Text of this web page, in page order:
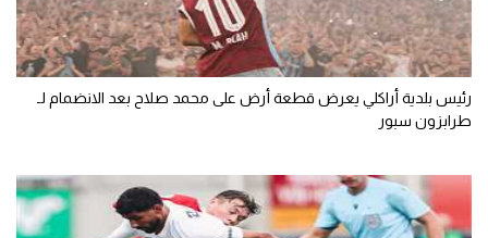
رئيس بلدية أراكلي يعرض قطعة أرض على محمد صلاح بعد الانضمام لـ
طرابزون سبور